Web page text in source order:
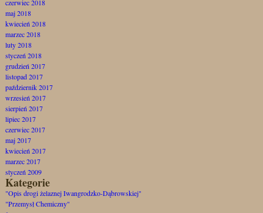
czerwiec 2018
maj 2018
kwiecień 2018
marzec 2018
luty 2018
styczeń 2018
grudzień 2017
listopad 2017
październik 2017
wrzesień 2017
sierpień 2017
lipiec 2017
czerwiec 2017
maj 2017
kwiecień 2017
marzec 2017
styczeń 2009
Kategorie
"Opis drogi żelaznej Iwangrodzko-Dąbrowskiej"
"Przemysł Chemiczny"